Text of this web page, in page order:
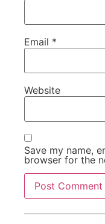
Email *
Website
Save my name,
browser for the